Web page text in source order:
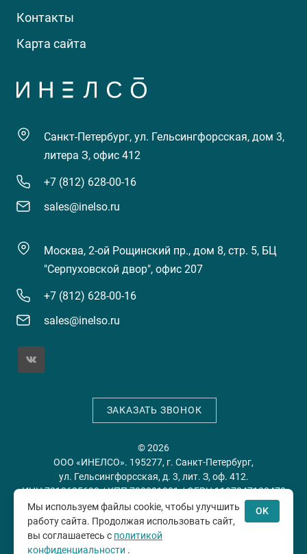
Контакты
Карта сайта
Санкт-Петербург, ул. Гельсингфорсская, дом 3,
литера З, офис 412
+7 (812) 628-00-16
sales@inelso.ru
Москва, 2-ой Рощинский пр., дом 8, стр. 5, БЦ
"Серпуховской двор", офис 207
+7 (812) 628-00-16
sales@inelso.ru
ЗАКАЗАТЬ ЗВОНОК
© 2026
ООО «ИНЕЛСО». 195277, г. Санкт-Петербург,
ул. Гельсингфорсская, д. 3, лит. З, оф. 412.
ИНН 7813635698 / КПП 780201001 / ОГРН 1197847128478
Политика конфиденциальности
соглашение
Мы используем файлы cookie, чтобы улучшить
работу сайта. Продолжая использовать сайт,
вы соглашаетесь с политикой
конфиденциальности .
OK